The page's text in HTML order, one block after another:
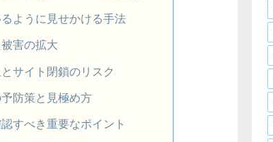
ように見せかける手法
害の拡大
サイト閉鎖のリスク
防策と見極め方
すべき重要なポイント